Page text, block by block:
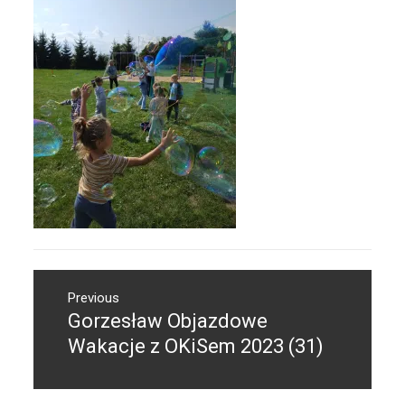
wpisuPrevious
Previous
post:
Gorzesław Objazdowe
Wakacje z OKiSem 2023 (31)